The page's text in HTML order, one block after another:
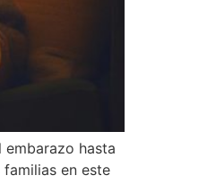
hasta
en este